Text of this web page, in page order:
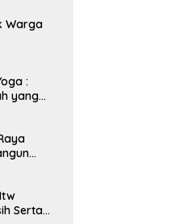
Warga
:
yang
Serta